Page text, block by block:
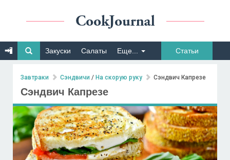
Закуски Салаты Еще... Статьи
Завтраки Сэндвичи / На скорую руку Сэндвич Капрезе
Сэндвич Капрезе